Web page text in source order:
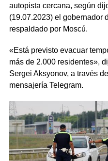
autopista cercana, según
(19.07.2023) el gobernador
respaldado por Moscú.
«Está previsto evacuar
más de 2.000 residentes»,
Sergei Aksyonov, a través
mensajería Telegram.